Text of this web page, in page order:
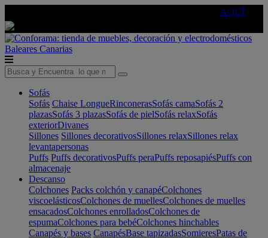
AQUÍ
Baleares Canarias
Sofás
Sofás Chaise LongueRinconerasSofás camaSofás 2
plazasSofás 3 plazasSofás de pielSofás relaxSofás
exteriorDivanes
Sillones Sillones decorativosSillones relaxSillones relax
levantapersonas
Puffs Puffs decorativosPuffs peraPuffs reposapiésPuffs con
almacenaje
Descanso
Colchones Packs colchón y canapéColchones
viscoelásticosColchones de muellesColchones de muelles
ensacadosColchones enrolladosColchones de
espumaColchones para bebéColchones hinchables
Canapés y bases CanapésBase tapizadasSomieresPatas de